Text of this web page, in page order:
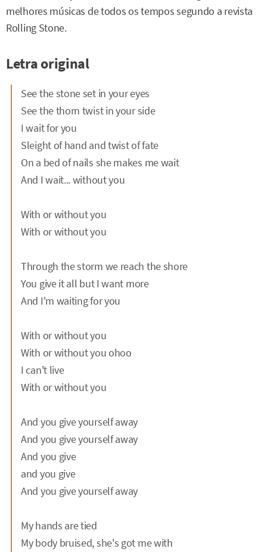
melhores músicas de todos os tempos segundo a revista
Rolling Stone.
Letra original
See the stone set in your eyes
See the thorn twist in your side
I wait for you
Sleight of hand and twist of fate
On a bed of nails she makes me wait
And I wait... without you
With or without you
With or without you
Through the storm we reach the shore
You give it all but I want more
And I'm waiting for you
With or without you
With or without you ohoo
I can't live
With or without you
And you give yourself away
And you give yourself away
And you give
and you give
And you give yourself away
My hands are tied
My body bruised, she's got me with